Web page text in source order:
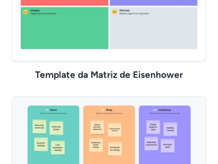
Template da Matriz de Eisenhower